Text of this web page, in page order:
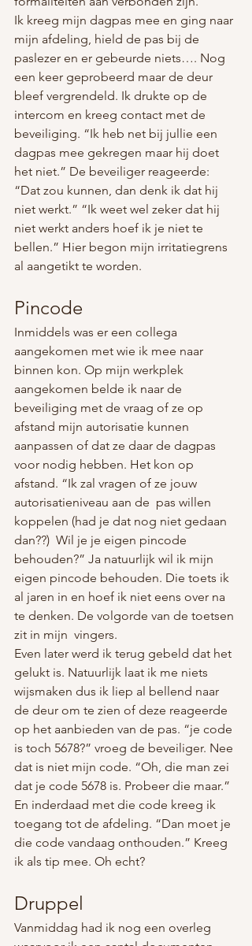
Ik kreeg mijn dagpas mee en ging naar
mijn afdeling, hield de pas bij de
paslezer en er gebeurde niets…. Nog
een keer geprobeerd maar de deur
bleef vergrendeld. Ik drukte op de
intercom en kreeg contact met de
beveiliging. “Ik heb net bij jullie een
dagpas mee gekregen maar hij doet
het niet.” De beveiliger reageerde:
“Dat zou kunnen, dan denk ik dat hij
niet werkt.” “Ik weet wel zeker dat hij
niet werkt anders hoef ik je niet te
bellen.” Hier begon mijn irritatiegrens
al aangetikt te worden.
Pincode
Inmiddels was er een collega
aangekomen met wie ik mee naar
binnen kon. Op mijn werkplek
aangekomen belde ik naar de
beveiliging met de vraag of ze op
afstand mijn autorisatie kunnen
aanpassen of dat ze daar de dagpas
voor nodig hebben. Het kon op
afstand. “Ik zal vragen of ze jouw
autorisatieniveau aan de  pas willen
koppelen (had je dat nog niet gedaan
dan??)  Wil je je eigen pincode
behouden?” Ja natuurlijk wil ik mijn
eigen pincode behouden. Die toets ik
al jaren in en hoef ik niet eens over na
te denken. De volgorde van de toetsen
zit in mijn  vingers.
Even later werd ik terug gebeld dat het
gelukt is. Natuurlijk laat ik me niets
wijsmaken dus ik liep al bellend naar
de deur om te zien of deze reageerde
op het aanbieden van de pas. “je code
is toch 5678?” vroeg de beveiliger. Nee
dat is niet mijn code. “Oh, die man zei
dat je code 5678 is. Probeer die maar.”
En inderdaad met die code kreeg ik
toegang tot de afdeling. “Dan moet je
die code vandaag onthouden.” Kreeg
ik als tip mee. Oh echt?
Druppel
Vanmiddag had ik nog een overleg